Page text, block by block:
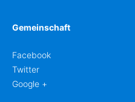
Gemeinschaft
Facebook
Twitter
Google +